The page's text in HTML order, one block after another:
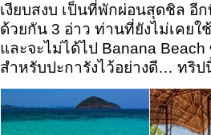
เงียบสงบ เป็นที่พักผ่อนสุดชิล อี
ด้วยกัน 3 อ่าว ท่านที่ยังไม่เคยใ
และจะไม่ได้ไป Banana
สำหรับปะการังไว้อย่างดี… ทริ